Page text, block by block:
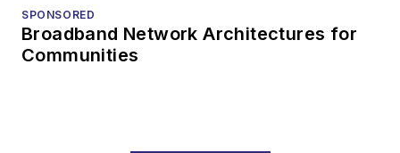
SPONSORED
Broadband Network Architectures for
Communities